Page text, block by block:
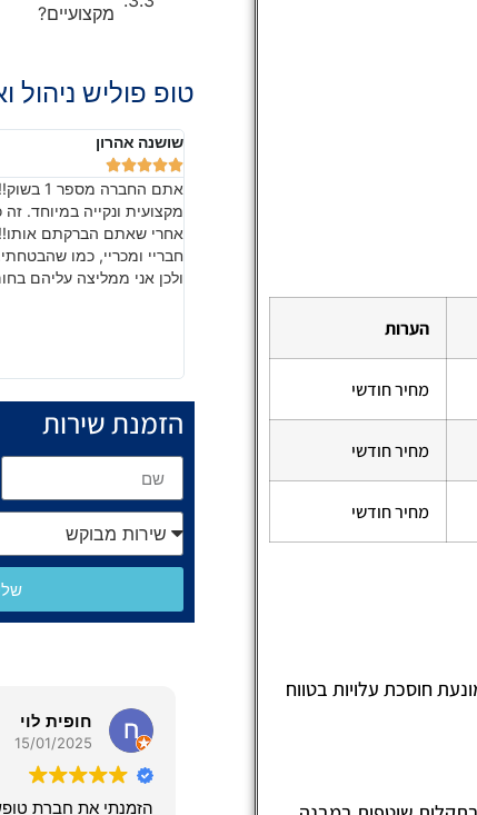
הערות
מחיר חודשי
מחיר חודשי
מחיר חודשי
חוסכת עלויות בטווח
מקצועיים?
טופ פוליש ניהול
אלה חיימוב





ליחס כזה אדיב והוגן לא
הכבוד!!!!! עובדים ברמה
לאורך התהליך ובעיקר
לשמור על הניקיון. תודה
החברות יתנהלו כפי שאתם
הזמנת שירות
הזמנתי את חברת טופש פוליש לביצוע עבודת